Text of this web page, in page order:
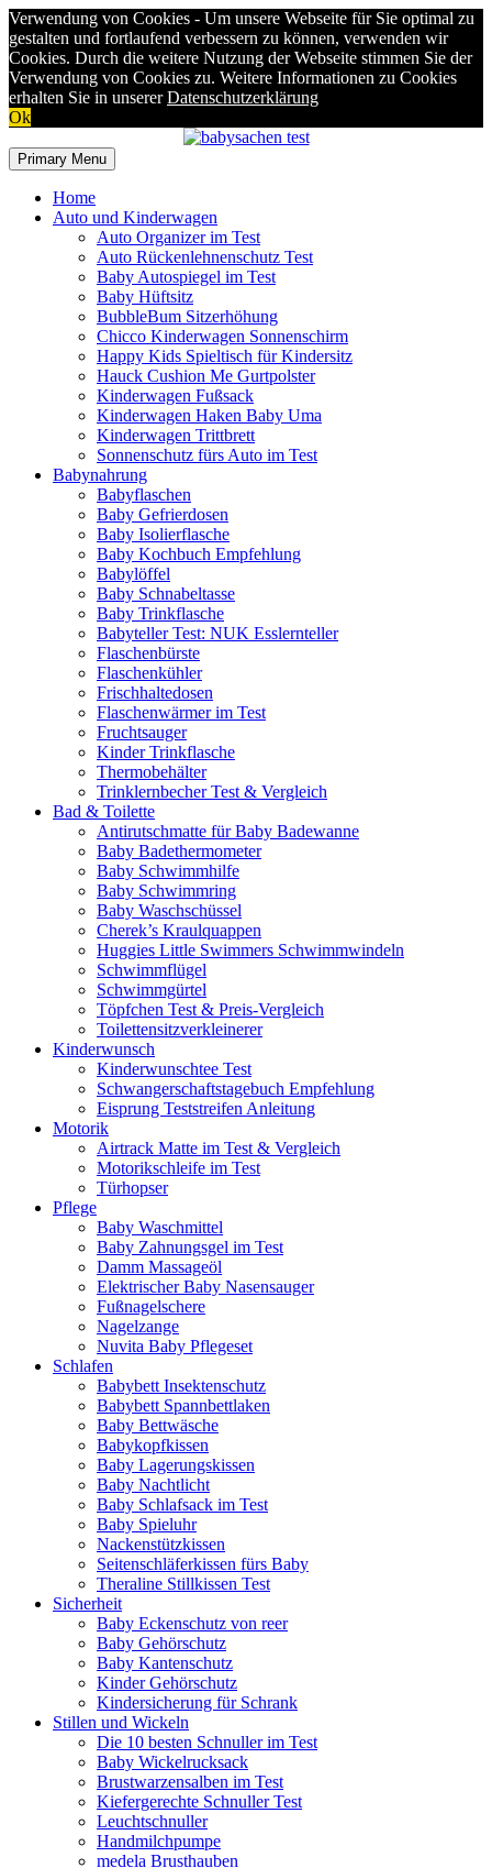
Verwendung von Cookies - Um unsere Webseite für Sie optimal zu
gestalten und fortlaufend verbessern zu können, verwenden wir
Cookies. Durch die weitere Nutzung der Webseite stimmen Sie der
Verwendung von Cookies zu. Weitere Informationen zu Cookies
erhalten Sie in unsererDatenschutzerklärung
Ok
to
content
Primary Menu
Home
Auto und Kinderwagen
Auto Organizer im Test
Auto Rückenlehnenschutz Test
Baby Autospiegel im Test
Baby Hüftsitz
BubbleBum Sitzerhöhung
Chicco Kinderwagen Sonnenschirm
Happy Kids Spieltisch für Kindersitz
Hauck Cushion Me Gurtpolster
Kinderwagen Fußsack
Kinderwagen Haken Baby Uma
Kinderwagen Trittbrett
Sonnenschutz fürs Auto im Test
Babynahrung
Babyflaschen
Baby Gefrierdosen
Baby Isolierflasche
Baby Kochbuch Empfehlung
Babylöffel
Baby Schnabeltasse
Baby Trinkflasche
Babyteller Test: NUK Esslernteller
Flaschenbürste
Flaschenkühler
Frischhaltedosen
Flaschenwärmer im Test
Fruchtsauger
Kinder Trinkflasche
Thermobehälter
Trinklernbecher Test & Vergleich
Bad & Toilette
Antirutschmatte für Baby Badewanne
Baby Badethermometer
Baby Schwimmhilfe
Baby Schwimmring
Baby Waschschüssel
Cherek’s Kraulquappen
Huggies Little Swimmers Schwimmwindeln
Schwimmflügel
Schwimmgürtel
Töpfchen Test & Preis-Vergleich
Toilettensitzverkleinerer
Kinderwunsch
Kinderwunschtee Test
Schwangerschaftstagebuch Empfehlung
Eisprung Teststreifen Anleitung
Motorik
Airtrack Matte im Test & Vergleich
Motorikschleife im Test
Türhopser
Pflege
Baby Waschmittel
Baby Zahnungsgel im Test
Damm Massageöl
Elektrischer Baby Nasensauger
Fußnagelschere
Nagelzange
Nuvita Baby Pflegeset
Schlafen
Babybett Insektenschutz
Babybett Spannbettlaken
Baby Bettwäsche
Babykopfkissen
Baby Lagerungskissen
Baby Nachtlicht
Baby Schlafsack im Test
Baby Spieluhr
Nackenstützkissen
Seitenschläferkissen fürs Baby
Theraline Stillkissen Test
Sicherheit
Baby Eckenschutz von reer
Baby Gehörschutz
Baby Kantenschutz
Kinder Gehörschutz
Kindersicherung für Schrank
Stillen und Wickeln
Die 10 besten Schnuller im Test
Baby Wickelrucksack
Brustwarzensalben im Test
Kiefergerechte Schnuller Test
Leuchtschnuller
Handmilchpumpe
medela Brusthauben